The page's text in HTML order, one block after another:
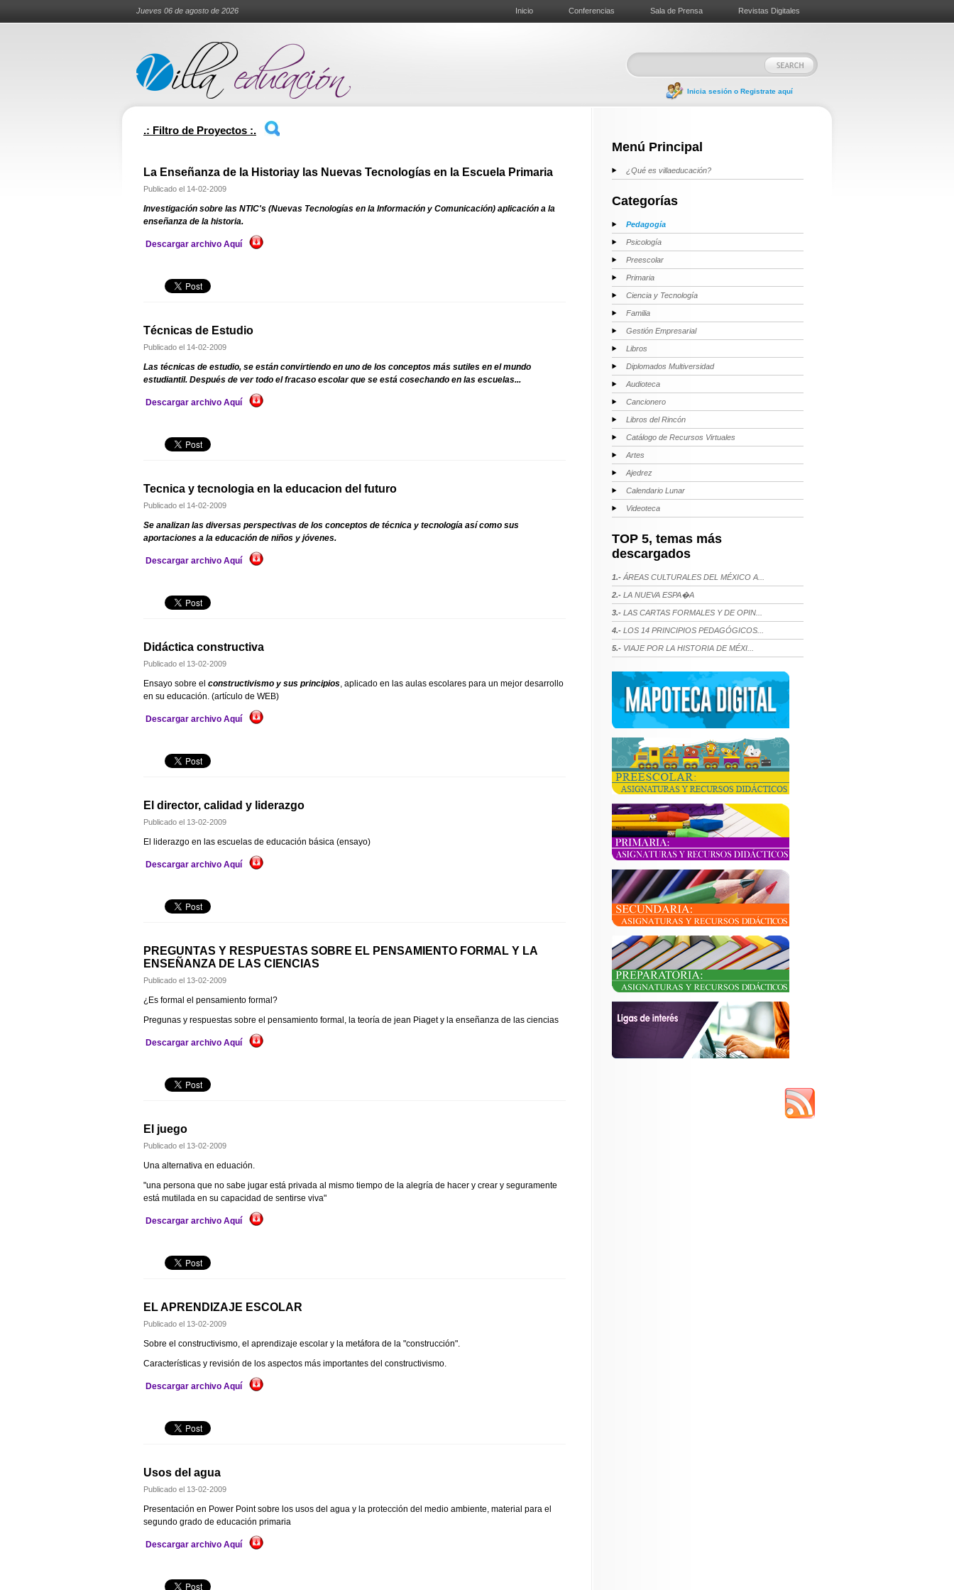
Jueves 06 de agosto de 2026 Inicio Conferencias Sala de Prensa Revistas Digitales
Inicia sesión o Registrate aquí
.: Filtro de Proyectos :.
La Enseñanza de la Historiay las Nuevas Tecnologías en la Escuela Primaria
Publicado el 14-02-2009
Investigación sobre las NTIC's (Nuevas Tecnologías en la Información y Comunicación) aplicación a la
enseñanza de la historia.
Descargar archivo Aquí
Técnicas de Estudio
Publicado el 14-02-2009
Las técnicas de estudio, se están convirtiendo en uno de los conceptos más sutiles en el mundo
estudiantil. Después de ver todo el fracaso escolar que se está cosechando en las escuelas...
Descargar archivo Aquí
Tecnica y tecnologia en la educacion del futuro
Publicado el 14-02-2009
Se analizan las diversas perspectivas de los conceptos de técnica y tecnología así como sus
aportaciones a la educación de niños y jóvenes.
Descargar archivo Aquí
Didáctica constructiva
Publicado el 13-02-2009
Ensayo sobre el constructivismo y sus principios, aplicado en las aulas escolares para un mejor desarrollo
en su educación. (artículo de WEB)
Descargar archivo Aquí
El director, calidad y liderazgo
Publicado el 13-02-2009
El liderazgo en las escuelas de educación básica (ensayo)
Descargar archivo Aquí
PREGUNTAS Y RESPUESTAS SOBRE EL PENSAMIENTO FORMAL Y LA
ENSEÑANZA DE LAS CIENCIAS
Publicado el 13-02-2009
¿Es formal el pensamiento formal?
Pregunas y respuestas sobre el pensamiento formal, la teoría de jean Piaget y la enseñanza de las ciencias
Descargar archivo Aquí
El juego
Publicado el 13-02-2009
Una alternativa en eduación.
"una persona que no sabe jugar está privada al mismo tiempo de la alegría de hacer y crear y seguramente
está mutilada en su capacidad de sentirse viva"
Descargar archivo Aquí
EL APRENDIZAJE ESCOLAR
Publicado el 13-02-2009
Sobre el constructivismo, el aprendizaje escolar y la metáfora de la "construcción".
Características y revisión de los aspectos más importantes del constructivismo.
Descargar archivo Aquí
Usos del agua
Publicado el 13-02-2009
Presentación en Power Point sobre los usos del agua y la protección del medio ambiente, material para el
segundo grado de educación primaria
Descargar archivo Aquí
Menú Principal
¿Qué es villaeducación?
Categorías
Pedagogía
Psicología
Preescolar
Primaria
Ciencia y Tecnología
Familia
Gestión Empresarial
Libros
Diplomados Multiversidad
Audioteca
Cancionero
Libros del Rincón
Catálogo de Recursos Virtuales
Artes
Ajedrez
Calendario Lunar
Videoteca
TOP 5, temas más
descargados
1.- ÁREAS CULTURALES DEL MÉXICO A...
2.- LA NUEVA ESPA�A
3.- LAS CARTAS FORMALES Y DE OPIN...
4.- LOS 14 PRINCIPIOS PEDAGÓGICOS...
5.- VIAJE POR LA HISTORIA DE MÉXI...